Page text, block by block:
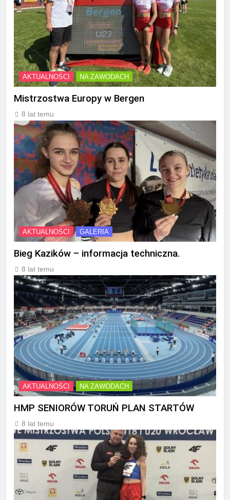
AKTUALNOŚCI NA ZAWODACH
Mistrzostwa Europy w Bergen
8 lat temu
AKTUALNOŚCI GALERIA
Bieg Kazików – informacja techniczna.
8 lat temu
AKTUALNOŚCI NA ZAWODACH
HMP SENIORÓW TORUŃ PLAN STARTÓW
8 lat temu